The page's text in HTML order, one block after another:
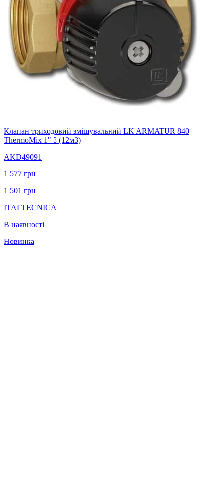
Клапан триходовий змішувальний LK ARMATUR 840
ThermoMix 1" З (12м3)
AKD49091
1 577 грн
1 501 грн
ITALTECNICA
В наявності
Новинка